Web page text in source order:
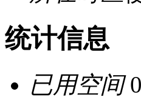
统计信息
已用空间